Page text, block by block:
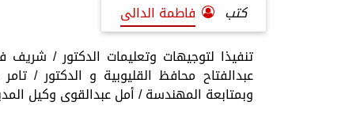
كتب
فاطمة الدالى
تنفيذا لتوجيهات وتعليمات الدكتور / شريف
عبدالفتاح محافظ القليوبية و الدكتور /
وبمتابعة المهندسة / أمل عبدالقوى وكيل